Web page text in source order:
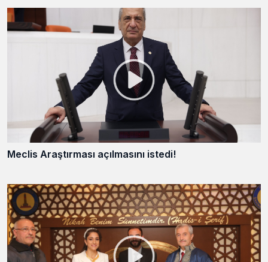
Meclis Araştırması açılmasını istedi!